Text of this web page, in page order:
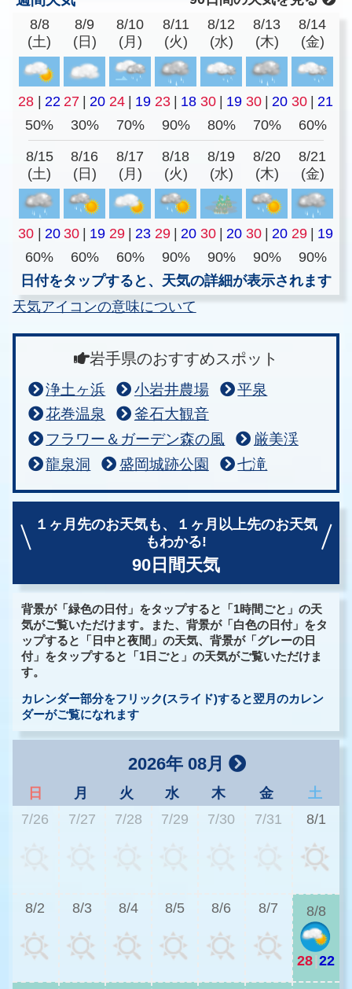
8/8
(土)
8/9
(日)
8/10
(月)
8/11
(火)
8/12
(水)
8/13
(木)
8/14
(金)
28 | 22 27 | 20 24 | 19 23 | 18 30 | 19 30 | 20 30 | 21
50%
30% 70% 90% 80% 70% 60%
8/15
(土)
8/16
(日)
8/17
(月)
8/18
(火)
8/19
(水)
8/20
(木)
8/21
(金)
30 | 20 30 | 19 29 | 23 29 | 20 30 | 20 30 | 20 29 | 19
60%
60% 60% 90% 90% 90%
90%
日付をタップすると、天気の詳細が表示されます
天気アイコンの意味について
岩手県のおすすめスポット
浄土ヶ浜 小岩井農場
平泉
花巻温泉
釜石大観音
フラワー＆ガーデン森の風
厳美渓
龍泉洞
盛岡城跡公園 七滝
１ヶ月先のお天気も、
１ヶ月以上先のお天気
もわかる!
90日間天気
背景が「緑色の日付」をタップすると「1時間ごと」の天
気がご覧いただけます。また、背景が「白色の日付」をタ
ップすると「日中と夜間」の天気、背景が「グレーの日
付」をタップすると「1日ごと」の天気がご覧いただけま
す。
カレンダー部分をフリック(スライド)すると翌月のカレン
ダーがご覧になれます
2026年 08月
日 月 火 水 木 金
土
7/26
7/27 7/28 7/29 7/30 7/31 8/1
8/2 8/3 8/4 8/5 8/6 8/7 8/8
28|22